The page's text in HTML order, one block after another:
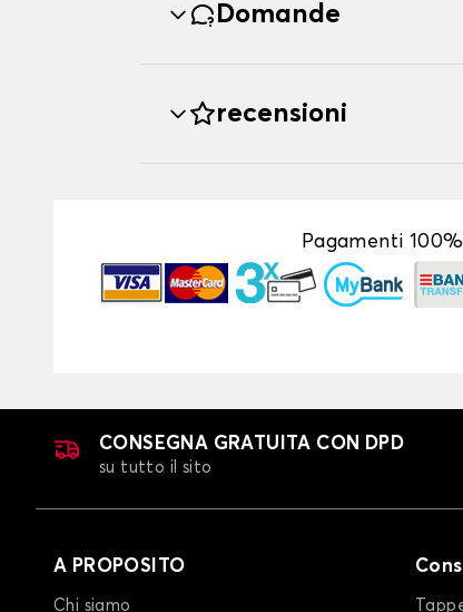
Domande
recensioni
Pagamenti
CONSEGNA GRATUITA CON DPD
su tutto il sito
A PROPOSITO
Chi siamo